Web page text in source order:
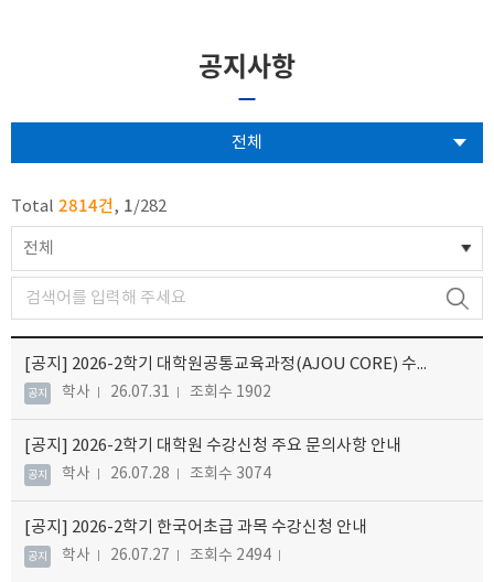
공지사항
전체
Total 2814건, 1/282
전체
[공지] 2026-2학기 대학원공통교육과정(AJOU CORE) 수강신청 안내
공지 학사 26.07.31 조회수 1902
[공지] 2026-2학기 대학원 수강신청 주요 문의사항 안내
공지 학사 26.07.28 조회수 3074
[공지] 2026-2학기 한국어초급 과목 수강신청 안내
공지 학사 26.07.27 조회수 2494